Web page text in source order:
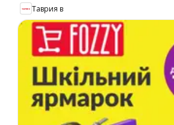
Таврия в